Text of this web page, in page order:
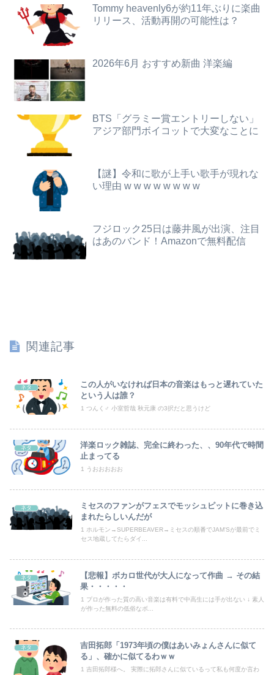
消費税減税を閣議決定、背景に首相の財務省への強い不信と人事介入の示唆 歴代政権に増税を主導してきた財務省、高市内閣に完全敗北
米軍、長射程精密ミサイルほぼ使い切る…「危険な水準まで減少」と軍高官が警告！
大原優乃、爆乳妊婦役でドラマ出演！！
【画像】避難所の女がHすぎるｗｗｗｗｗ
【悲報】Mrs. GREEN APPLE、マジで逝くwwwwww
【画像】Hカップグラドル「どんな私も愛してね♥」
【画像】ビリー・アイリッシュ(24)、ライブで超モリマンスジを強調して炎上ｗｗｗｗｗｗｗｗ
【悲報】 恐竜さん、「１億７千万年」かけて「累計到達点ゼロ」と判明………
【前編】俺の娘の結婚が破談に。だが彼氏は「2000万の土地」を購入。こじれた二人は想像以上の修羅場に
【画像】渋谷にあるナイトプールがエチエチすぎると話題に
【王座戦】広瀬章人九段が藤井聡太六冠に勝ち、挑戦者に
子供がバイトで貯めた資金で旅行中の話だけど、ちょっとお金足りないから貸してくれる？って連絡きた
【速報】藤嶌果歩、『紐』が見えてしまう
Tommy heavenly6が約11年ぶりに楽曲
リリース、活動再開の可能性は？
2026年6月 おすすめ新曲 洋楽編
BTS「グラミー賞エントリーしない」
アジア部門ボイコットで大変なことに
【謎】令和に歌が上手い歌手が現れな
い理由 w w w w w w w w
フジロック25日は藤井風が出演、注目
はあのバンド！Amazonで無料配信
関連記事
ネタ
この人がいなければ日本の音楽はもっと遅れていた
という人は誰？
1 つんく♂ 小室哲哉 秋元康 の3択だと思うけど
ネタ
洋楽ロック雑誌、完全に終わった、、90年代で時間
止まってる
1 うおおおおお
ネタ
ミセスのファンがフェスでモッシュピットに巻き込
まれたらしいんだが
1 ホルモン→SUPERBEAVER→ミセスの順番でJAM'Sが最前でミ
セス地蔵してたらダイ...
ネタ
【悲報】ボカロ世代が大人になって作曲 → その結
果・・・・・
1 プロが作った質の高い音楽は有料で中高生には手が出ない ↓ 素人
が作った無料の低俗なボ...
ネタ
吉田拓郎「1973年頃の僕はあいみょんさんに似て
る」、確かに似てるわｗｗ
1 吉田拓郎様へ。 実際に拓郎さんに似ているって私も何度か言わ